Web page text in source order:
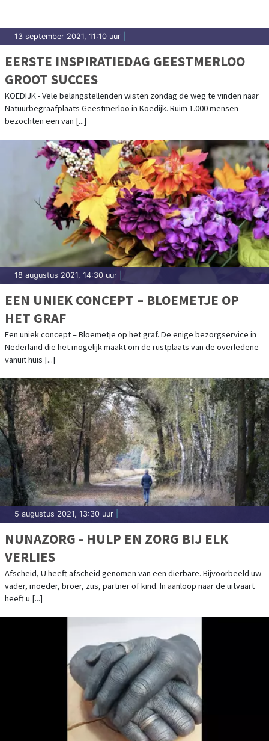
13 september 2021, 11:10 uur
EERSTE INSPIRATIEDAG GEESTMERLOO
GROOT SUCCES
KOEDIJK - Vele belangstellenden wisten zondag de weg te vinden naar
Natuurbegraafplaats Geestmerloo in Koedijk. Ruim 1.000 mensen
bezochten een van [...]
18 augustus 2021, 14:30 uur
EEN UNIEK CONCEPT – BLOEMETJE OP
HET GRAF
Een uniek concept – Bloemetje op het graf. De enige bezorgservice in
Nederland die het mogelijk maakt om de rustplaats van de overledene
vanuit huis [...]
5 augustus 2021, 13:30 uur
NUNAZORG - HULP EN ZORG BIJ ELK
VERLIES
Afscheid, U heeft afscheid genomen van een dierbare. Bijvoorbeeld uw
vader, moeder, broer, zus, partner of kind. In aanloop naar de uitvaart
heeft u [...]